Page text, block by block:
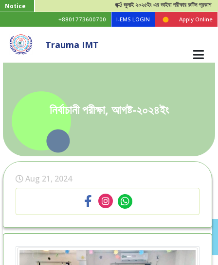
Notice জুলাই ২০২৫ইং এর ভাইবা পরীক্ষার রুটিন প্রকাশ
+8801773600700 I-EMS LOGIN Apply Online
Trauma IMT
নির্বাচানী পরীক্ষা, আগষ্ট-২০২৪ইং
Aug 21, 2024